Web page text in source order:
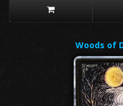
Woods of